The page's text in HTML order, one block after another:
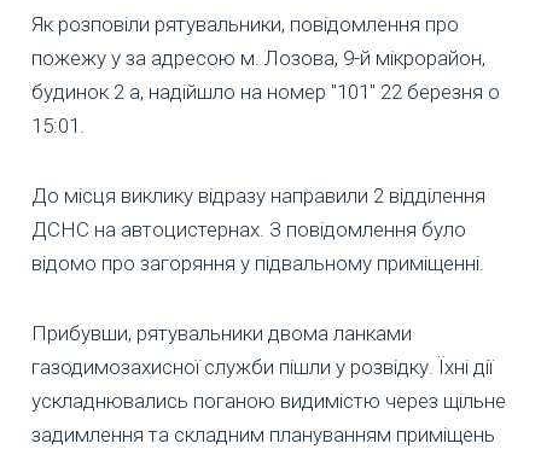
Як розповіли рятувальники, повідомлення про
пожежу у за адресою м. Лозова, 9-й мікрорайон,
будинок 2 а, надійшло на номер "101" 22 березня о
15:01.
До місця виклику відразу направили 2 відділення
ДСНС на автоцистернах. З повідомлення було
відомо про загоряння у підвальному приміщенні.
Прибувши, рятувальники двома ланками
газодимозахисної служби пішли у розвідку. Їхні дії
ускладнювались поганою видимістю через щільне
задимлення та складним плануванням приміщень